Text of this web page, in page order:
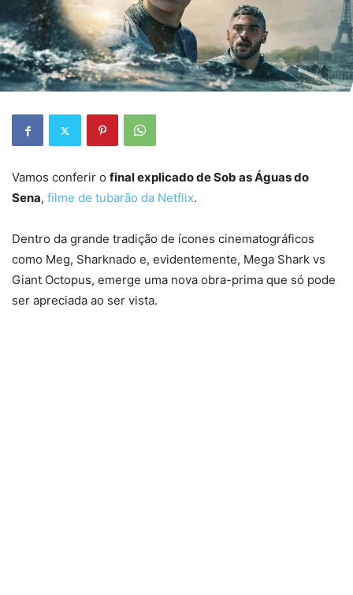
Vamos conferir o final explicado de Sob as Águas do
Sena, filme de tubarão da Netflix.
Dentro da grande tradição de ícones cinematográficos
como Meg, Sharknado e, evidentemente, Mega Shark vs
Giant Octopus, emerge uma nova obra-prima que só pode
ser apreciada ao ser vista.